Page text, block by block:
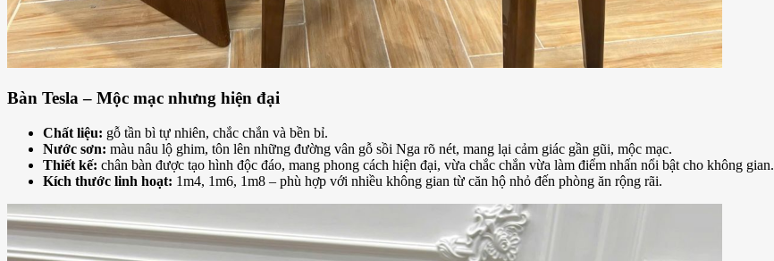
Bàn Tesla – Mộc mạc nhưng hiện đại
Chất liệu: gỗ tần bì tự nhiên, chắc chắn và bền bỉ.
Nước sơn: màu nâu lộ ghim, tôn lên những đường vân gỗ sồi Nga rõ nét, mang lại cảm giác gần gũi, mộc mạc.
Thiết kế: chân bàn được tạo hình độc đáo, mang phong cách hiện đại, vừa chắc chắn vừa làm điểm nhấn nổi bật cho không gian.
Kích thước linh hoạt: 1m4, 1m6, 1m8 – phù hợp với nhiều không gian từ căn hộ nhỏ đến phòng ăn rộng rãi.